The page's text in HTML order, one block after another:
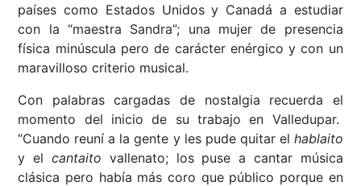
países como Estados Unidos y Canadá a estudiar
con la “maestra Sandra”; una mujer de presencia
física minúscula pero de carácter enérgico y con un
maravilloso criterio musical.
Con palabras cargadas de nostalgia recuerda el
momento del inicio de su trabajo en Valledupar.
“Cuando reuní a la gente y les pude quitar el hablaito
y el cantaito vallenato; los puse a cantar música
clásica pero había más coro que público porque en